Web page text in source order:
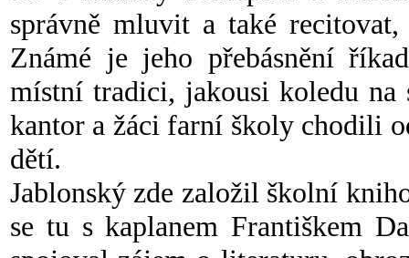
správně mluvit a také
Známé je jeho přebásnění
místní tradici, jakousi koledu na
kantor a žáci farní školy chodili
dětí.
Jablonský zde založil školní
se tu s kaplanem Františkem